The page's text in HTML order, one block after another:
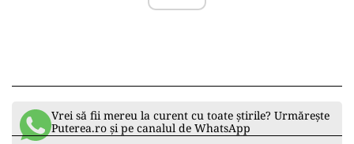
Vrei să fii mereu la curent cu toate știrile? Urmărește
Puterea.ro și pe canalul de WhatsApp